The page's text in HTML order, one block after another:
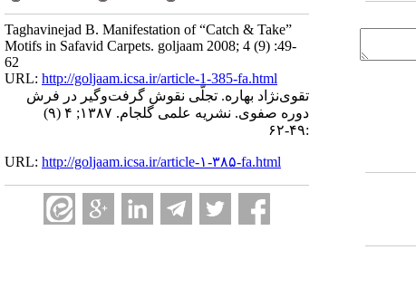
Taghavinejad B. Manifestation of “Catch & Take”
Motifs in Safavid Carpets. goljaam 2008; 4 (9) :49-
62
URL: http://goljaam.icsa.ir/article-1-385-fa.html
تقوی‌نژاد بهاره. تجلّی نقوش گرفت‌و‌گیر در فرش
دوره صفوی. نشریه علمی گلجام. ۱۳۸۷; ۴ (۹)
:۴۹-۶۲
URL: http://goljaam.icsa.ir/article-۱-۳۸۵-fa.html